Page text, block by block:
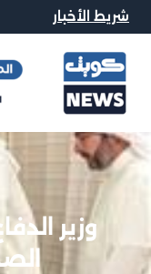
شريط الأخبار
وزير